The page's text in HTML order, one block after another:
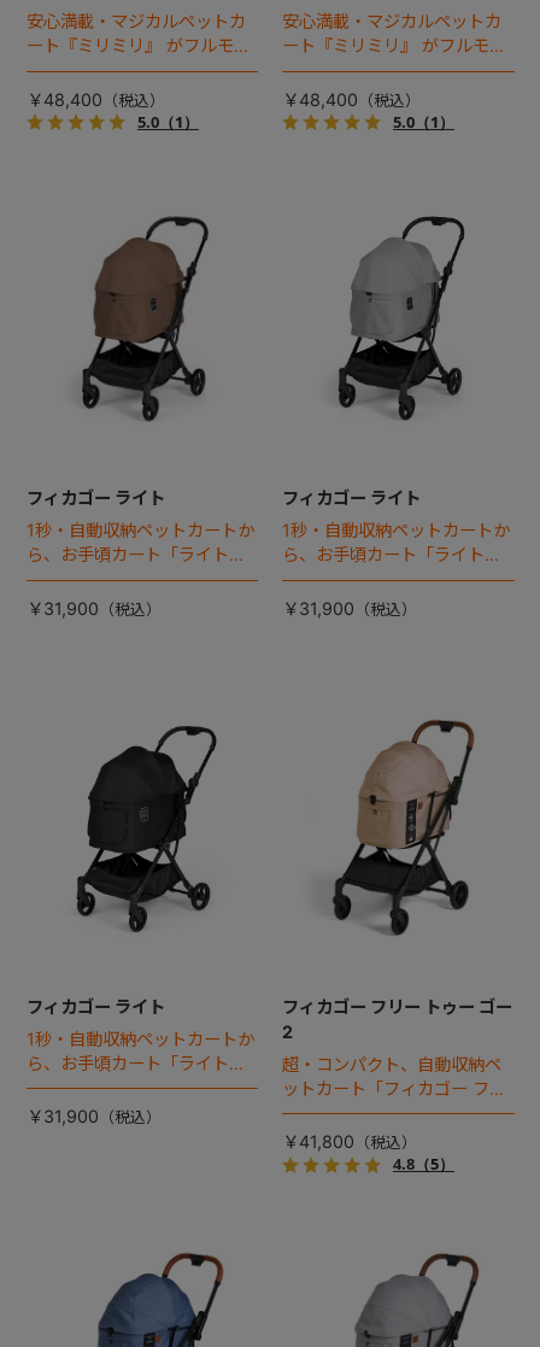
安心満載・マジカルペットカ
ート『ミリミリ』 がフルモデ
ルチェンジ。 新機能「マジカ
ルフォールディング」搭載
￥48,400
5.0（1）
安心満載・マジカルペットカ
ート『ミリミリ』 がフルモデ
ルチェンジ。 新機能「マジカ
ルフォールディング」搭載
￥48,400
5.0（1）
フィカゴー ライト
1秒・自動収納ペットカートか
ら、お手頃カート「ライト」
が登場！
￥31,900
フィカゴー ライト
1秒・自動収納ペットカートか
ら、お手頃カート「ライト」
が登場！
￥31,900
フィカゴー ライト
1秒・自動収納ペットカートか
ら、お手頃カート「ライト」
が登場！
￥31,900
フィカゴー フリー トゥー ゴー
2
超・コンパクト、自動収納ペ
ットカート「フィカゴー フリ
ートゥーゴー」がフルモデル
チェンジ！
￥41,800
4.8（5）